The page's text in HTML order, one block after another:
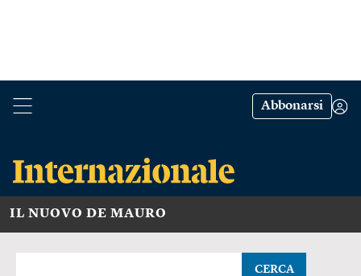
Abbonarsi
IL NUOVO DE MAURO
CERCA